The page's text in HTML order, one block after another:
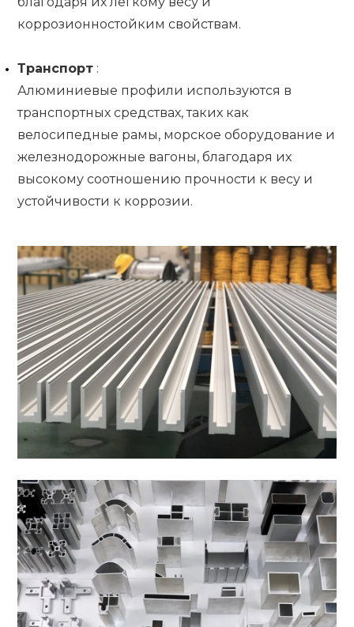
коррозионностойким свойствам.
Транспорт :
Алюминиевые профили используются в
транспортных средствах, таких как
велосипедные рамы, морское оборудование и
железнодорожные вагоны, благодаря их
высокому соотношению прочности к весу и
устойчивости к коррозии.